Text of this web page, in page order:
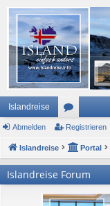
Islandreise
or
en
Abmelden Registrieren
Islandreise Portal
Islandreise Forum